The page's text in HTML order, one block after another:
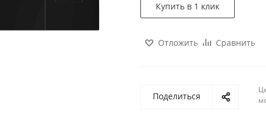
Купить в 1 клик
Отложить Сравнить
Поделиться